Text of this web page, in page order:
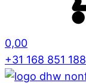
0,00
+31 168 851 188